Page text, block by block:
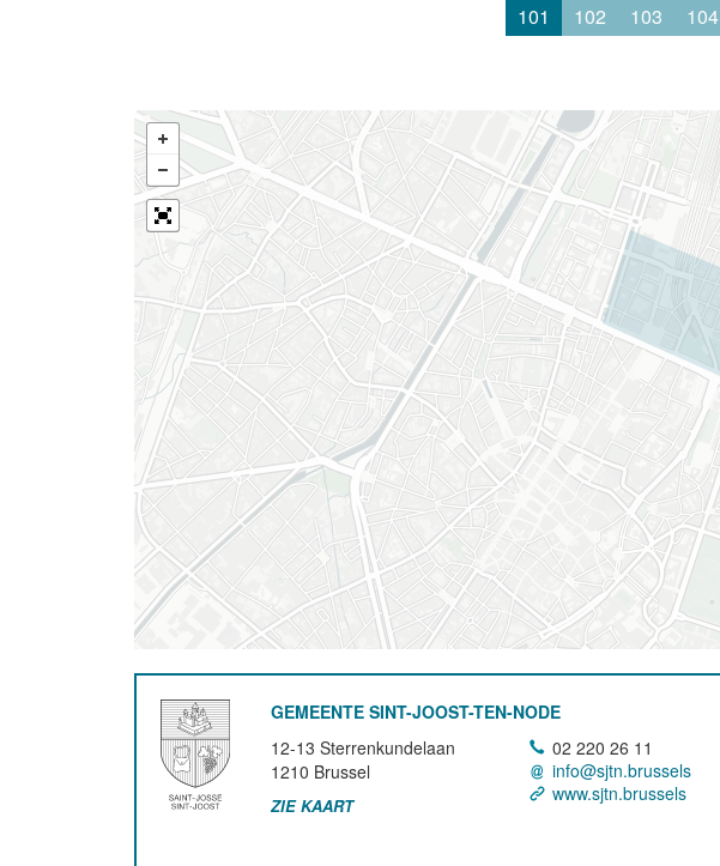
101
102 103 104
GEMEENTE SINT-JOOST-TEN-NODE
12-13 Sterrenkundelaan
1210 Brussel
ZIE KAART
02 220 26 11
info@sjtn.brussels
www.sjtn.brussels